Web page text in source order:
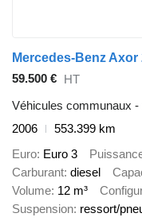
Mercedes-Benz Axor
59.500 € HT
Véhicules communaux
2006
553.399 km
Euro Euro 3
Carburant diesel
Volume 12 m³
Suspension ressort/